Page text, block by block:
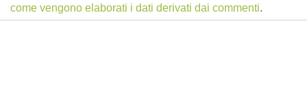
come vengono elaborati i dati derivati dai commenti.